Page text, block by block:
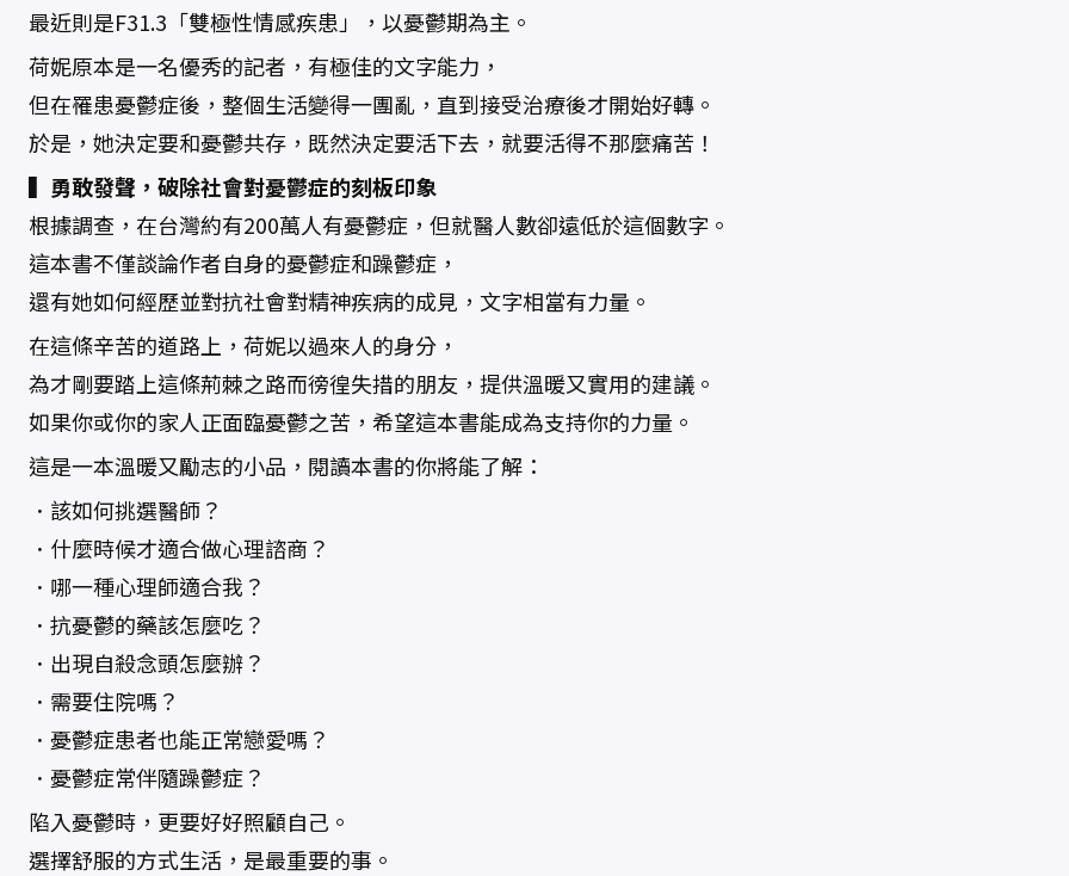
最近則是F31.3「雙極性情感疾患」，以憂鬱期為主。
荷妮原本是一名優秀的記者，有極佳的文字能力，
但在罹患憂鬱症後，整個生活變得一團亂，直到接受治療後才開始好轉。
於是，她決定要和憂鬱共存，既然決定要活下去，就要活得不那麼痛苦！
▍勇敢發聲，破除社會對憂鬱症的刻板印象
根據調查，在台灣約有200萬人有憂鬱症，但就醫人數卻遠低於這個數字。
這本書不僅談論作者自身的憂鬱症和躁鬱症，
還有她如何經歷並對抗社會對精神疾病的成見，文字相當有力量。
在這條辛苦的道路上，荷妮以過來人的身分，
為才剛要踏上這條荊棘之路而徬徨失措的朋友，提供溫暖又實用的建議。
如果你或你的家人正面臨憂鬱之苦，希望這本書能成為支持你的力量。
這是一本溫暖又勵志的小品，閱讀本書的你將能了解：
．該如何挑選醫師？
．什麼時候才適合做心理諮商？
．哪一種心理師適合我？
．抗憂鬱的藥該怎麼吃？
．出現自殺念頭怎麼辦？
．需要住院嗎？
．憂鬱症患者也能正常戀愛嗎？
．憂鬱症常伴隨躁鬱症？
陷入憂鬱時，更要好好照顧自己。
選擇舒服的方式生活，是最重要的事。